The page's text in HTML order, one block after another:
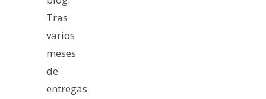
Tras
varios
meses
de
entregas